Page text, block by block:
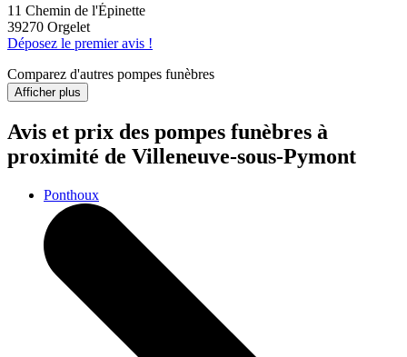
11 Chemin de l'Épinette
39270 Orgelet
Déposez le premier avis !
Comparez d'autres pompes funèbres
Afficher plus
Avis et prix des pompes funèbres à
proximité de Villeneuve-sous-Pymont
Ponthoux